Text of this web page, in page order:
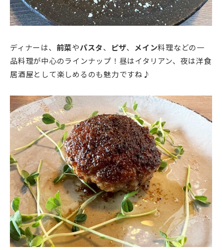
ディナーは、 前菜やパスタ、 ピザ、 メイン料理などの一
品料理が中心のラインナップ！昼はイタリアン、夜は洋食
居酒屋として楽しめるのも魅力ですね♪